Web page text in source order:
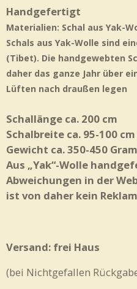
Handgefertigt
Materialien: Schal aus Yak-
Schals aus Yak-Wolle sind
(Tibet). Die handgewebten
daher das ganze Jahr über
Lüften nach draußen legen
Schallänge ca. 200 cm
Schalbreite ca. 95-100 cm
Gewicht ca. 350-450
Aus „Yak“-Wolle
Abweichungen in der
ist von daher kein
Versand: frei Haus
(bei Nichtgefallen